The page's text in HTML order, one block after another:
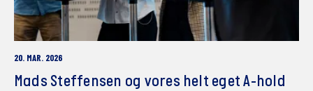
20. MAR. 2026
Mads Steffensen og vores helt eget A-hold